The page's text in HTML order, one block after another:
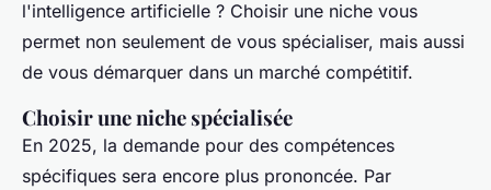
l'intelligence artificielle ? Choisir une niche vous
permet non seulement de vous spécialiser, mais aussi
de vous démarquer dans un marché compétitif.
Choisir une niche spécialisée
En 2025, la demande pour des compétences
spécifiques sera encore plus prononcée. Par